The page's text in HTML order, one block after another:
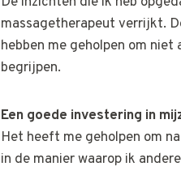
massagetherapeut verrijkt.
hebben me geholpen om
begrijpen.
Een goede investering in
Het heeft me geholpen om
in de manier waarop ik